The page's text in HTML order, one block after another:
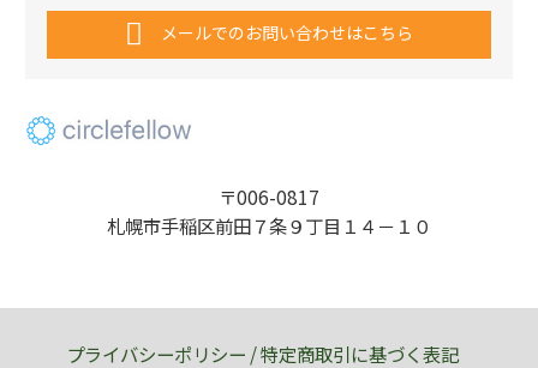
〒006-0817
札幌市手稲区前田７条９丁目１４－１０
メールでのお問い合わせはこちら
プライバシーポリシー /特定商取引に基づく表記